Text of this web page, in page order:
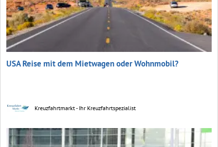
USA Reise mit dem Mietwagen oder Wohnmobil?
Kreuzfahrtmarkt - Ihr Kreuzfahrtspezialist